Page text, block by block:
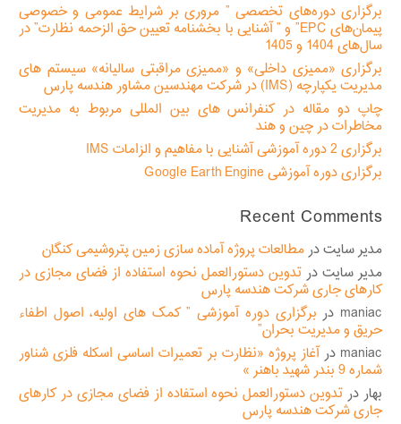
برگزاری دوره‌های تخصصی ” مروری بر شرایط عمومی و خصوصی
پیمان‌های EPC” و ” آشنایی با بخشنامه تعیین حق الزحمه نظارت” در
سال‌های 1404 و 1405
برگزاری «ممیزی داخلی» و «ممیزی مراقبتی سالیانه» سیستم های
مدیریت یکپارچه (IMS) در شرکت مهندسین مشاور هندسه پارس
چاپ دو مقاله در کنفرانس های بین المللی مربوط به مدیریت
مخاطرات در چین و هند
برگزاری 2 دوره آموزشی آشنایی با مفاهیم و الزامات IMS
برگزاری دوره آموزشی Google Earth Engine
Recent Comments
مدیر سایتدرمطالعات پروژه آماده سازی زمین پتروشیمی کنگان
مدیر سایت در تدوین دستورالعمل نحوه استفاده از فضای مجازی در
کارهای جاری شرکت هندسه پارس
maniac در برگزاری دوره آموزشی ” کمک های اولیه، اصول اطفاء
حریق و مدیریت بحران”
maniac درآغاز پروژه «نظارت بر تعمیرات اساسی اسکله فلزی شناور
شماره 9 بندر شهید باهنر »
بهاردر تدوین دستورالعمل نحوه استفاده از فضای مجازی در کارهای
جاری شرکت هندسه پارس